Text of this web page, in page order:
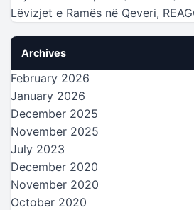
Lëvizjet e Ramës në Qeveri,
Archives
February 2026
January 2026
December 2025
November 2025
July 2023
December 2020
November 2020
October 2020